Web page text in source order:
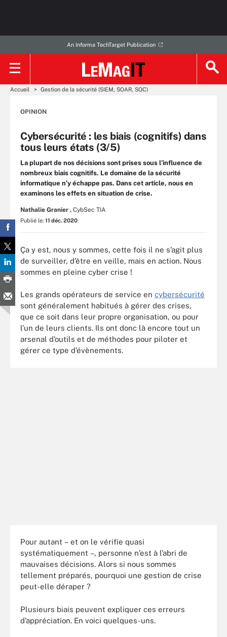
An Informa TechTarget Publication
Accueil Gestion de la sécurité (SIEM, SOAR, SOC)
OPINION
Cybersécurité : les biais (cognitifs) dans
tous leurs états (3/5)
La plupart de nos décisions sont prises sous l’influence de
nombreux biais cognitifs. Le domaine de la sécurité
informatique n’y échappe pas. Dans cet article, nous en
examinons les effets en situation de crise.
Nathalie Granier , CybSec TIA
Publié le: 11 déc. 2020
Ça y est, nous y sommes, cette fois il ne s’agit plus
de surveiller, d’être en veille, mais en action. Nous
sommes en pleine cyber crise !
Les grands opérateurs de service en cybersécurité
sont généralement habitués à gérer des crises,
que ce soit dans leur propre organisation, ou pour
l’un de leurs clients. Ils ont donc là encore tout un
arsenal d’outils et de méthodes pour piloter et
gérer ce type d’évènements.
Pour autant – et on le vérifie quasi
systématiquement –, personne n’est à l’abri de
mauvaises décisions. Alors si nous sommes
tellement préparés, pourquoi une gestion de crise
peut-elle déraper ?
Plusieurs biais peuvent expliquer ces erreurs
d’appréciation. En voici quelques-uns.